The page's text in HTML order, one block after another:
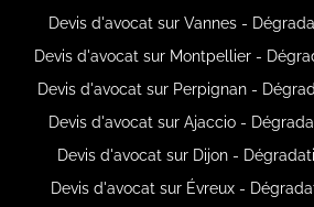
Devis d'avocat sur Vannes -
Devis d'avocat sur Montpellier -
Devis d'avocat sur Perpignan -
Devis d'avocat sur Ajaccio -
Devis d'avocat sur Dijon -
Devis d'avocat sur Évreux -